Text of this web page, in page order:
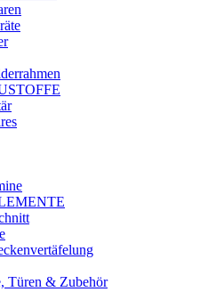
Türen & Zubehör